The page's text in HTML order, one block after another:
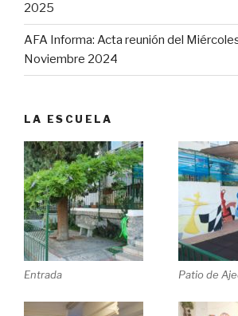
2025
AFA Informa: Acta reunión del
Noviembre 2024
LA ESCUELA
Entrada Patio de